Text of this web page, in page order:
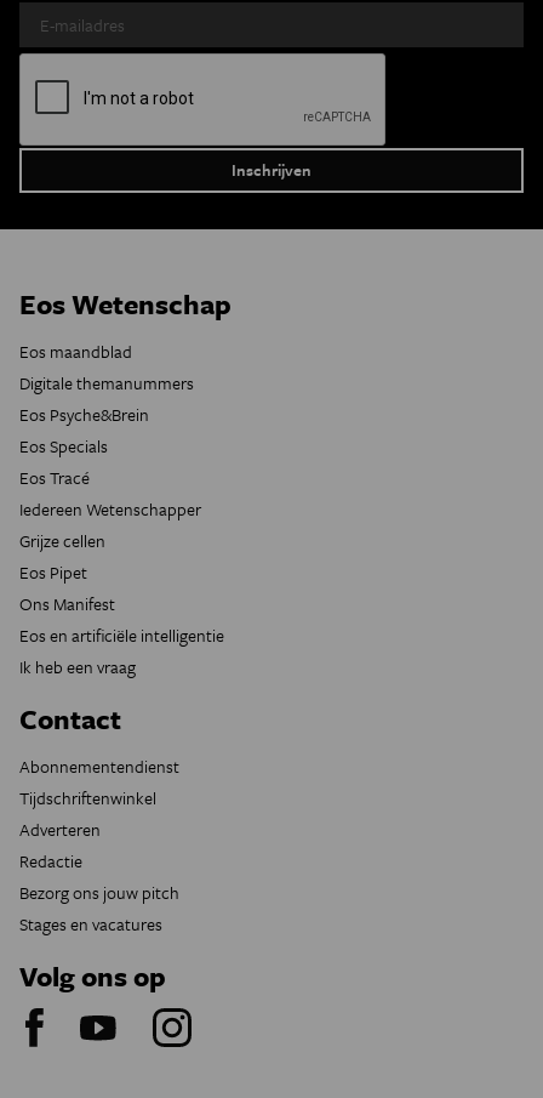
Eos Wetenschap
Eos maandblad
Digitale themanummers
Eos Psyche&Brein
Eos Specials
Eos Tracé
Iedereen Wetenschapper
Grijze cellen
Eos Pipet
Ons Manifest
Eos en artificiële intelligentie
Ik heb een vraag
Contact
Abonnementendienst
Tijdschriftenwinkel
Adverteren
Redactie
Bezorg ons jouw pitch
Stages en vacatures
Volg ons op